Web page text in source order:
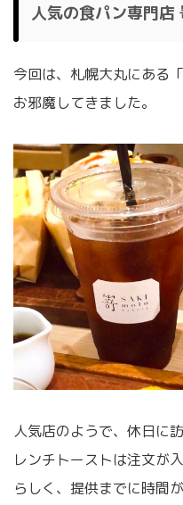
人気の食パン専門店
今回は、札幌大丸にある「
お邪魔してきました。
人気店のようで、休日に
レンチトーストは注文が
らしく、提供までに時間